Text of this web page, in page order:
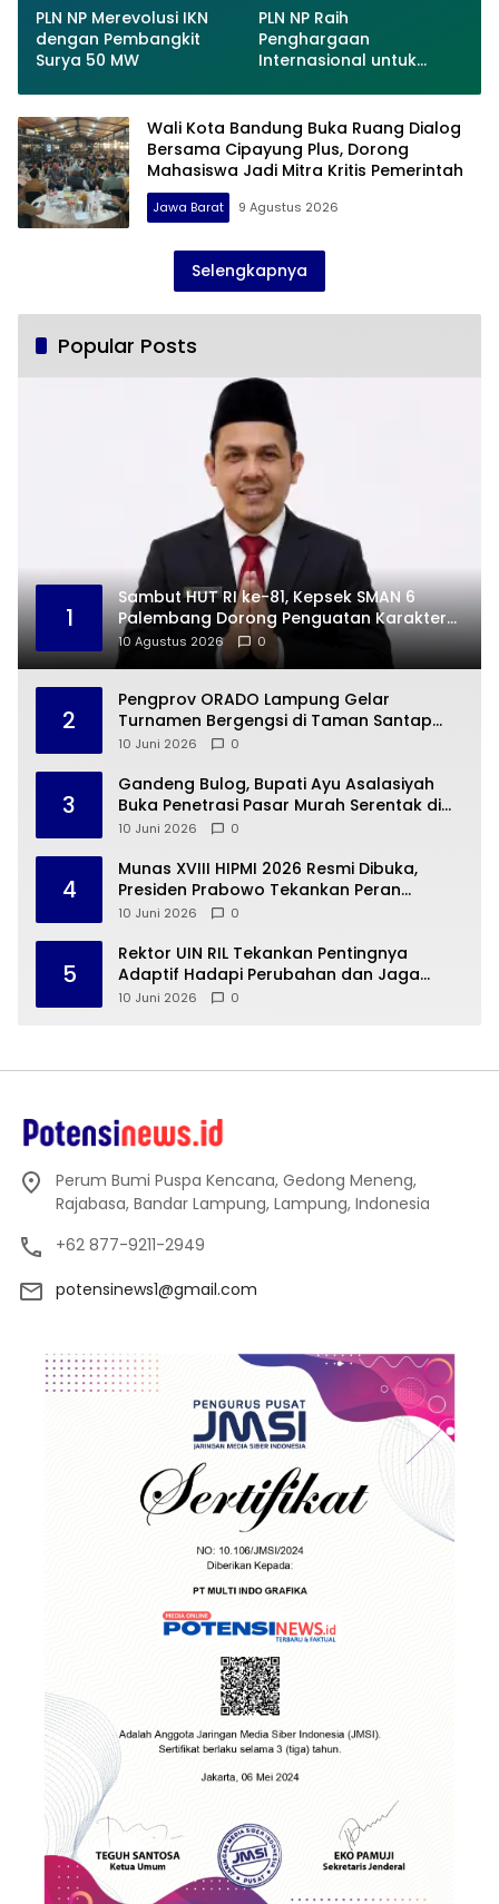
PLN NP Merevolusi IKN
dengan Pembangkit
Surya 50 MW
PLN NP Raih
Penghargaan
Internasional untuk
Wali Kota Bandung Buka Ruang Dialog
Bersama Cipayung Plus, Dorong
Mahasiswa Jadi Mitra Kritis Pemerintah
Jawa Barat 9 Agustus 2026
Selengkapnya
Popular Posts
1
Sambut HUT RI ke-81, Kepsek SMAN 6
Palembang Dorong Penguatan Karakter
Siswa
10 Agustus 2026 0
2
Pengprov ORADO Lampung Gelar
Turnamen Bergengsi di Taman Santap
Rumah Kayu
10 Juni 2026 0
3
Gandeng Bulog, Bupati Ayu Asalasiyah
Buka Penetrasi Pasar Murah Serentak di
Way Kanan
10 Juni 2026 0
4
Munas XVIII HIPMI 2026 Resmi Dibuka,
Presiden Prabowo Tekankan Peran
Strategis Pengusaha Muda
10 Juni 2026 0
5
Rektor UIN RIL Tekankan Pentingnya
Adaptif Hadapi Perubahan dan Jaga
Mutu Pendidikan Tinggi
10 Juni 2026 0
Perum Bumi Puspa Kencana, Gedong Meneng,
Rajabasa, Bandar Lampung, Lampung, Indonesia
+62 877-9211-2949
potensinews1@gmail.com